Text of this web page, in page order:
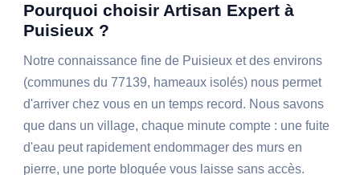
Pourquoi choisir Artisan Expert à
Puisieux ?
Notre connaissance fine de Puisieux et des environs
(communes du 77139, hameaux isolés) nous permet
d'arriver chez vous en un temps record. Nous savons
que dans un village, chaque minute compte : une fuite
d'eau peut rapidement endommager des murs en
pierre, une porte bloquée vous laisse sans accès.